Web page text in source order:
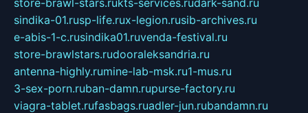
sindika-01.rusp-life.rux-legion.rusib-archives.ru
e-abis-1-c.rusindika01.ruvenda-festival.ru
store-brawlstars.rudooraleksandria.ru
antenna-highly.rumine-lab-msk.ru1-mus.ru
3-sex-porn.ruban-damn.rupurse-factory.ru
viagra-tablet.rufasbags.ruadler-jun.rubandamn.ru